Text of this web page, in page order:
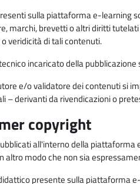
sulla piattaforma e-learning
marchi, brevetti o altri diritti
veridicità di tali contenuti.
incaricato della
e/o validatore dei contenuti si
– derivanti da rivendicazioni o
copyright
all'interno della piattaforma
altro modo che non sia
presente sulla piattaforma